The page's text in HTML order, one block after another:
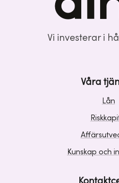
Vi investerar i
Våra
Lån
Kunskap och